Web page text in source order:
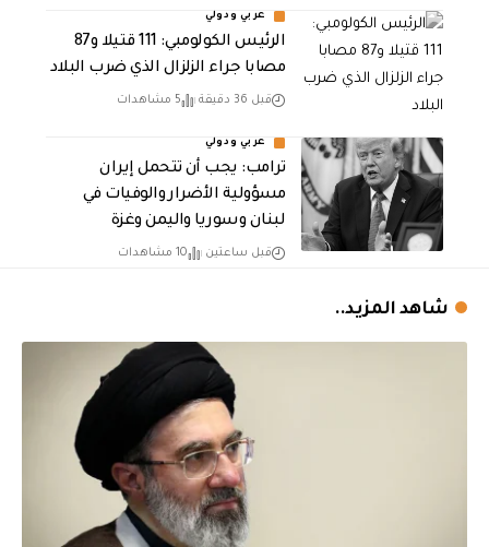
عربي ودولي
الرئيس الكولومبي: 111 قتيلا و87
مصابا جراء الزلزال الذي ضرب البلاد
قبل 36 دقيقة 5 مشاهدات
عربي ودولي
ترامب: يجب أن تتحمل إيران
مسؤولية الأضرار والوفيات في
لبنان وسوريا واليمن وغزة
قبل ساعتين 10 مشاهدات
شاهد المزيد..